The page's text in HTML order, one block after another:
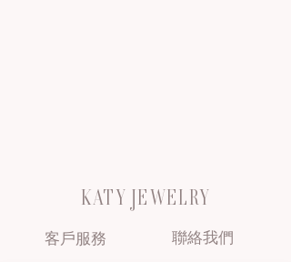
KATY JEWELRY
客戶服務 聯絡我們